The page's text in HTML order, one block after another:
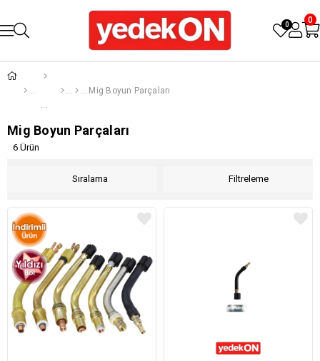
0 0
Mig Boyun Parçaları
Mig Boyun Parçaları
Filtreleme
Sıralama
6 Ürün